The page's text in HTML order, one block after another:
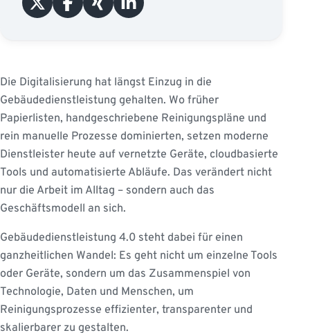
Die Digitalisierung hat längst Einzug in die
Gebäudedienstleistung gehalten. Wo früher
Papierlisten, handgeschriebene Reinigungspläne und
rein manuelle Prozesse dominierten, setzen moderne
Dienstleister heute auf vernetzte Geräte, cloudbasierte
Tools und automatisierte Abläufe. Das verändert nicht
nur die Arbeit im Alltag – sondern auch das
Geschäftsmodell an sich.
Gebäudedienstleistung 4.0 steht dabei für einen
ganzheitlichen Wandel: Es geht nicht um einzelne Tools
oder Geräte, sondern um das Zusammenspiel von
Technologie, Daten und Menschen, um
Reinigungsprozesse effizienter, transparenter und
skalierbarer zu gestalten.